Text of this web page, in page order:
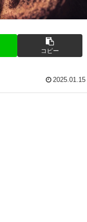
コピー
2025.01.15